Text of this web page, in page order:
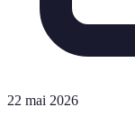
22 mai 2026